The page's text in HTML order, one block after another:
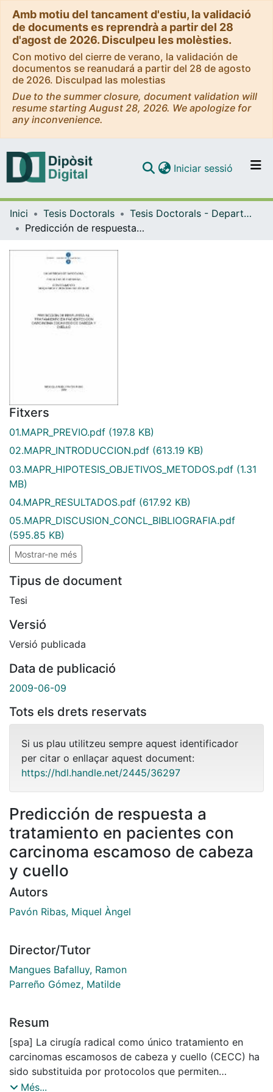
Amb motiu del tancament d'estiu, la validació
de documents es reprendrà a partir del 28
d'agost de 2026. Disculpeu les molèsties.
Con motivo del cierre de verano, la validación de
documentos se reanudará a partir del 28 de agosto
de 2026. Disculpad las molestias
Due to the summer closure, document validation will
resume starting August 28, 2026. We apologize for
any inconvenience.
Navega per tot el DD
Iniciar sessió (current)
Inici Tesis Doctorals
Tesis Doctorals - Departament - Bioquímica i Biologia Molecular (Farmàcia)
Predicción de respuesta a tratamiento en pacientes con carcinoma escamoso de cabeza y cuello
Fitxers
01.MAPR_PREVIO.pdf (197.8 KB)
02.MAPR_INTRODUCCION.pdf (613.19 KB)
03.MAPR_HIPOTESIS_OBJETIVOS_METODOS.pdf (1.31
MB)
04.MAPR_RESULTADOS.pdf (617.92 KB)
05.MAPR_DISCUSION_CONCL_BIBLIOGRAFIA.pdf
(595.85 KB)
Mostrar-ne més
Tipus de document
Tesi
Versió
Versió publicada
Data de publicació
2009-06-09
Tots els drets reservats
Si us plau utilitzeu sempre aquest identificador
per citar o enllaçar aquest document:
https://hdl.handle.net/2445/36297
Predicción de respuesta a
tratamiento en pacientes con
carcinoma escamoso de cabeza
y cuello
Autors
Pavón Ribas, Miquel Àngel
Director/Tutor
Mangues Bafalluy, Ramon
Parreño Gómez, Matilde
Resum
[spa] La cirugía radical como único tratamiento en
carcinomas escamosos de cabeza y cuello (CECC) ha
sido substituida por protocolos que permiten
preservar la función del órgano como la
Més...